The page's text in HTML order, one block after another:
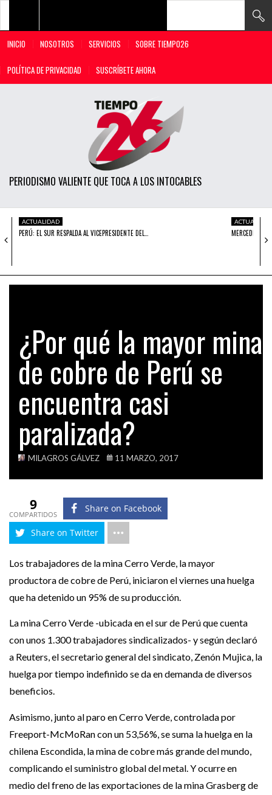
INICIO NOSOTROS SERVICIOS SOBRE TIEMPO26
POLÍTICA DE PRIVACIDAD SUSCRÍBETE AHORA
PERIODISMO VALIENTE QUE TOCA A LOS INTOCABLES
CIENCIA
OPINIÓN
ENTRETENIMIENTO
ACTUALIDAD
PERÚ: EL SUR RESPALDA AL VICEPRESIDENTE DEL…
ACTUALIDAD
MERCEDES
¿Por qué la mayor mina
de cobre de Perú se
encuentra casi
paralizada?
MILAGROS GÁLVEZ 11 MARZO, 2017
9
COMPARTIDOS
Share on Facebook
Share on Twitter
Los trabajadores de la mina Cerro Verde, la mayor
productora de cobre de Perú, iniciaron el viernes una huelga
que ha detenido un 95% de su producción.
La mina Cerro Verde -ubicada en el sur de Perú que cuenta
con unos 1.300 trabajadores sindicalizados- y según declaró
a Reuters, el secretario general del sindicato, Zenón Mujica, la
huelga por tiempo indefinido se da en demanda de diversos
beneficios.
Asimismo, junto al paro en Cerro Verde, controlada por
Freeport-McMoRan con un 53,56%, se suma la huelga en la
chilena Escondida, la mina de cobre más grande del mundo,
complicando el suministro global del metal. Y ocurre en
medio del freno de las exportaciones de la mina Grasberg de